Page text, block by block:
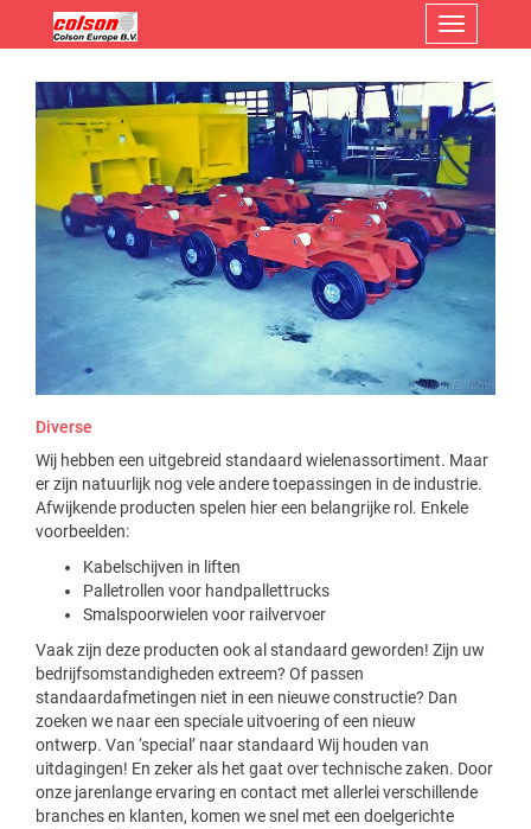
Menu
Diverse
Wij hebben een uitgebreid standaard wielenassortiment. Maar
er zijn natuurlijk nog vele andere toepassingen in de industrie.
Afwijkende producten spelen hier een belangrijke rol. Enkele
voorbeelden:
Kabelschijven in liften
Palletrollen voor handpallettrucks
Smalspoorwielen voor railvervoer
Vaak zijn deze producten ook al standaard geworden! Zijn uw
bedrijfsomstandigheden extreem? Of passen
standaardafmetingen niet in een nieuwe constructie? Dan
zoeken we naar een speciale uitvoering of een nieuw
ontwerp. Van ‘special’ naar standaard Wij houden van
uitdagingen! En zeker als het gaat over technische zaken. Door
onze jarenlange ervaring en contact met allerlei verschillende
branches en klanten, komen we snel met een doelgerichte